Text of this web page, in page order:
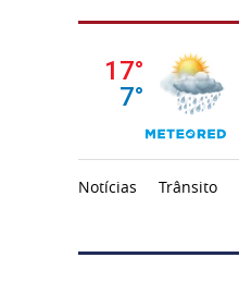
Notícias Trânsito